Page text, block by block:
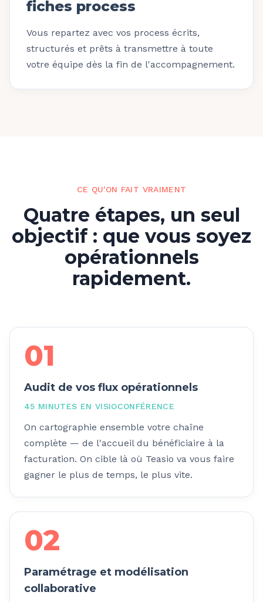
fiches process
Vous repartez avec vos process écrits,
structurés et prêts à transmettre à toute
votre équipe dès la fin de l'accompagnement.
CE QU'ON FAIT VRAIMENT
Quatre étapes, un seul
objectif : que vous soyez
opérationnels
rapidement.
01
Audit de vos flux opérationnels
45 MINUTES EN VISIOCONFÉRENCE
On cartographie ensemble votre chaîne
complète — de l'accueil du bénéficiaire à la
facturation. On cible là où Teasio va vous faire
gagner le plus de temps, le plus vite.
02
Paramétrage et modélisation
collaborative